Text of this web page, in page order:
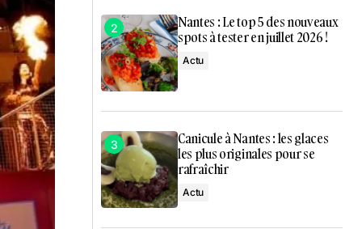
Nantes : Le top 5 des nouveaux
spots à tester en juillet 2026 !
Actu
Canicule à Nantes : les glaces
les plus originales pour se
rafraîchir
Actu